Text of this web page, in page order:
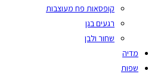
קופסאות פח מעוצבות
רגעים בגן
שחור ולבן
מדיה
שפות